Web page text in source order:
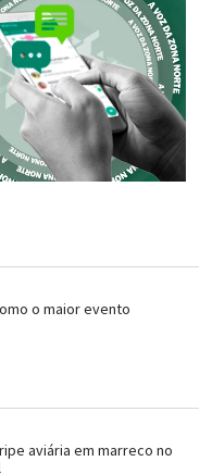
o maior evento
aviária em marreco no